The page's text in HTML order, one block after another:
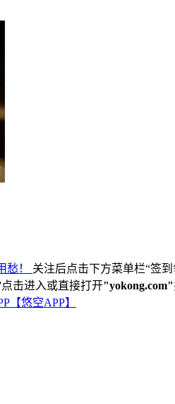
愁！ 关注后点击下方菜单栏“签
点击进入或直接打开"yokong.com"
【悠空APP】